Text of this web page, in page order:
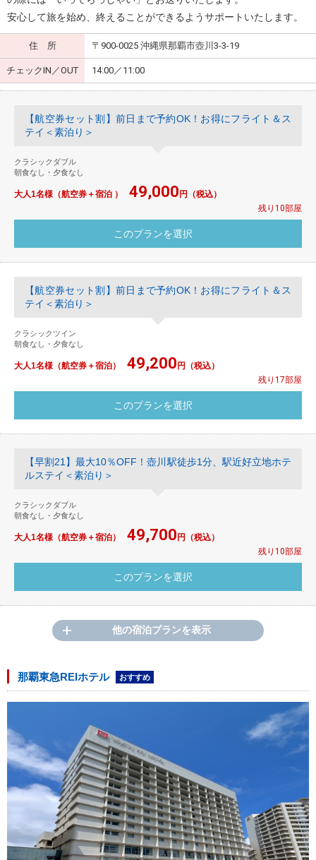
安心して旅を始め、終えることができるようサポートいたします。
住 所 〒900-0025 沖縄県那覇市壺川3-3-19
チェックIN／OUT 14:00／11:00
【航空券セット割】前日まで予約OK！お得にフライト＆ス
テイ＜素泊り＞
クラシックダブル
朝食なし・夕食なし
大人1名様（航空券＋宿泊 ） 49,000 円（税込）
残り10部屋
【航空券セット割】前日まで予約OK！お得にフライト＆ス
テイ＜素泊り＞
クラシックツイン
朝食なし・夕食なし
大人1名様（航空券＋宿泊） 49,200 円（税込）
残り17部屋
【早割21】最大10％OFF！壺川駅徒歩1分、駅近好立地ホテ
ルステイ＜素泊り＞
クラシックダブル
朝食なし・夕食なし
大人1名様（航空券＋宿泊） 49,700 円（税込）
残り10部屋
他の宿泊プランを表示
那覇東急REIホテル おすすめ